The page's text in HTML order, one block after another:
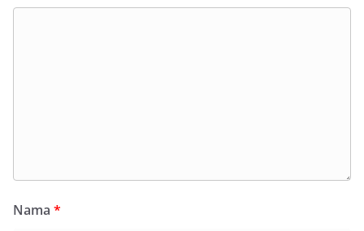
Nama *